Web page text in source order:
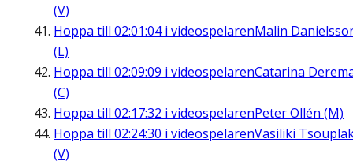
(V)
Hoppa till 02:01:04i videospelarenMalin
(L)
Hoppa till 02:09:09 i videospelarenCatarina
(C)
Hoppa till 02:17:32 i videospelarenPeter Ollén (M)
Hoppa till 02:24:30 i videospelarenVasiliki
(V)